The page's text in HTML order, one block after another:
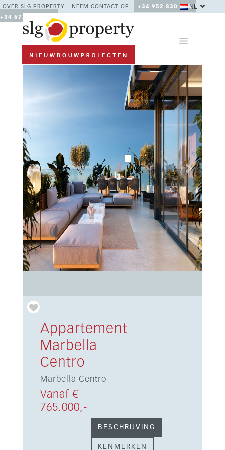
OVER SLG PROPERTY NEEM CONTACT OP
+34 952 830 378 /
+34 677 670 480
NL
Previous Next
Appartement
Marbella
Centro
Marbella Centro
Vanaf €
765.000,-
BESCHRIJVING
KENMERKEN